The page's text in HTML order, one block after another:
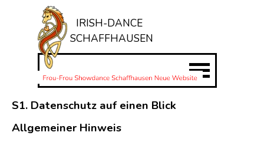
Direkt zum Seiteninhalt
Menü überspringen
IRISH-DANCE
SCHAFFHAUSEN
S1. Datenschutz auf einen Blick
Allgemeiner Hinweis